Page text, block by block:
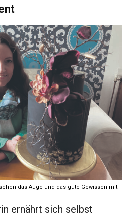
das Auge und das gute Gewissen mit.
ernährt sich selbst